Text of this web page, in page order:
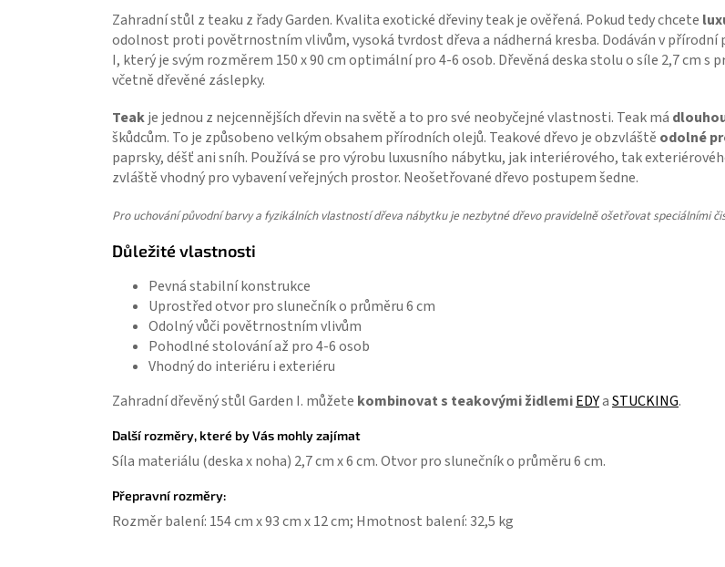
Zahradní stůl z teaku z řady Garden. Kvalita exotické dřeviny teak je ověřená. Pokud tedy chcete
odolnost proti povětrnostním vlivům, vysoká tvrdost dřeva a nádherná kresba. Dodáván v přírodní
I, který je svým rozměrem 150 x 90 cm optimální pro 4-6 osob. Dřevěná deska stolu o síle 2,7 cm s
včetně dřevěné záslepky.
Teakje jednou z nejcennějších dřevin na světě a to pro své neobyčejné vlastnosti. Teak má
škůdcům. To je způsobeno velkým obsahem přírodních olejů. Teakové dřevo je obzvláště odolné
paprsky, déšť ani sníh. Používá se pro výrobu luxusního nábytku, jak interiérového, tak
zvláště vhodný pro vybavení veřejných prostor. Neošetřované dřevo postupem šedne.
Pro uchování původní barvy a fyzikálních vlastností dřeva nábytku je nezbytné dřevo pravidelně ošetřovat speciálními
Důležité vlastnosti
Pevná stabilní konstrukce
Uprostřed otvor pro slunečník o průměru 6 cm
Odolný vůči povětrnostním vlivům
Pohodlné stolování až pro 4-6 osob
Vhodný do interiéru i exteriéru
Zahradní dřevěný stůl Garden I. můžete kombinovat s teakovými židlemiEDYaSTUCKING.
Další rozměry, které by Vás mohly zajímat
Síla materiálu (deska x noha) 2,7 cm x 6 cm. Otvor pro slunečník o průměru 6 cm.
Přepravní rozměry:
Rozměr balení: 154 cm x 93 cm x 12 cm; Hmotnost balení: 32,5 kg